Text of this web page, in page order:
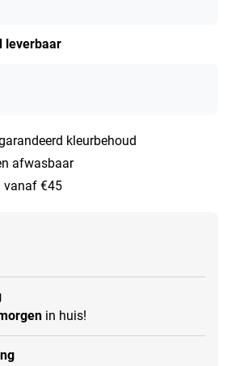
leverbaar
kleurbehoud
afwasbaar
vanaf €45
in huis!